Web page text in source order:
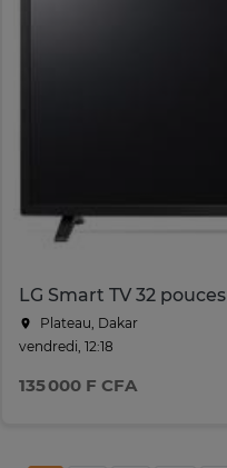
LG Smart TV 32 pouces
Plateau, Dakar
vendredi, 12:18
135 000 F CFA